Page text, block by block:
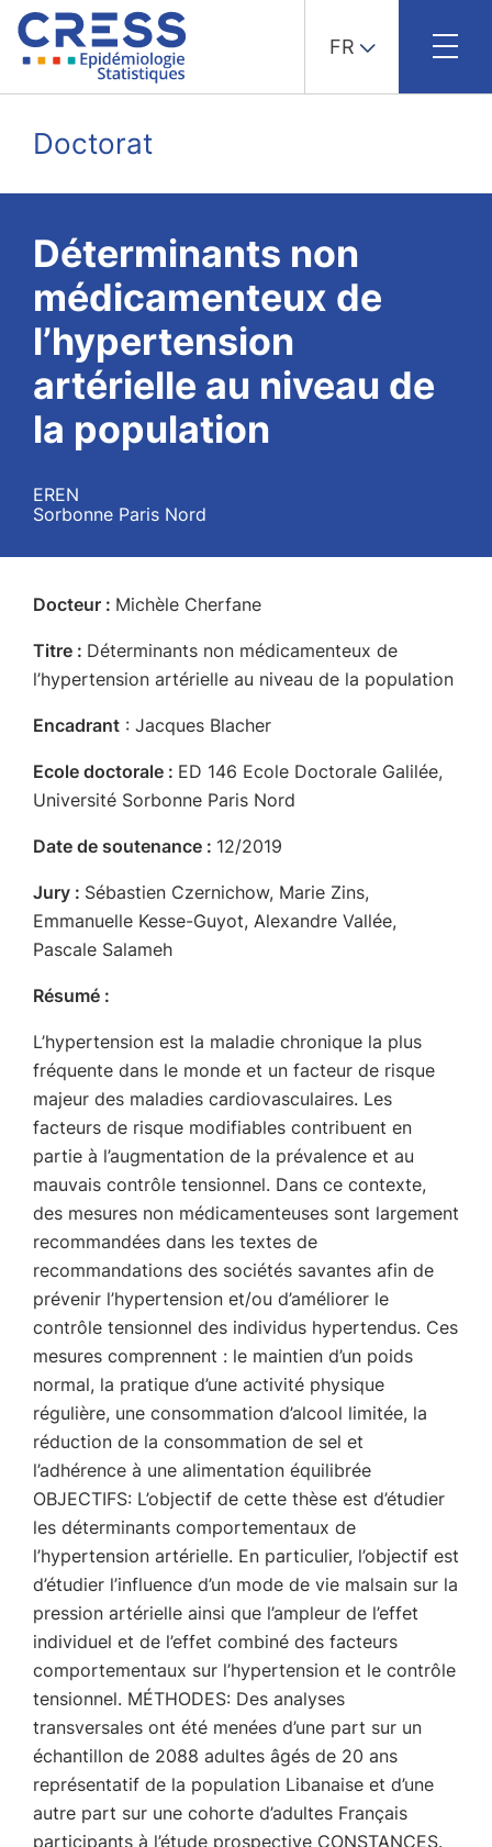
content
FR
Doctorat
Déterminants non
médicamenteux de
l’hypertension
artérielle au niveau de
la population
EREN
Sorbonne Paris Nord
Docteur : Michèle Cherfane
Titre : Déterminants non médicamenteux de
l’hypertension artérielle au niveau de la population
Encadrant : Jacques Blacher
Ecole doctorale : ED 146 Ecole Doctorale Galilée,
Université Sorbonne Paris Nord
Date de soutenance : 12/2019
Jury : Sébastien Czernichow, Marie Zins,
Emmanuelle Kesse-Guyot, Alexandre Vallée,
Pascale Salameh
Résumé :
L’hypertension est la maladie chronique la plus
fréquente dans le monde et un facteur de risque
majeur des maladies cardiovasculaires. Les
facteurs de risque modifiables contribuent en
partie à l’augmentation de la prévalence et au
mauvais contrôle tensionnel. Dans ce contexte,
des mesures non médicamenteuses sont largement
recommandées dans les textes de
recommandations des sociétés savantes afin de
prévenir l’hypertension et/ou d’améliorer le
contrôle tensionnel des individus hypertendus. Ces
mesures comprennent : le maintien d’un poids
normal, la pratique d’une activité physique
régulière, une consommation d’alcool limitée, la
réduction de la consommation de sel et
l’adhérence à une alimentation équilibrée
OBJECTIFS: L’objectif de cette thèse est d’étudier
les déterminants comportementaux de
l’hypertension artérielle. En particulier, l’objectif est
d’étudier l’influence d’un mode de vie malsain sur la
pression artérielle ainsi que l’ampleur de l’effet
individuel et de l’effet combiné des facteurs
comportementaux sur l’hypertension et le contrôle
tensionnel. MÉTHODES: Des analyses
transversales ont été menées d’une part sur un
échantillon de 2088 adultes âgés de 20 ans
représentatif de la population Libanaise et d’une
autre part sur une cohorte d’adultes Français
participants à l’étude prospective CONSTANCES.